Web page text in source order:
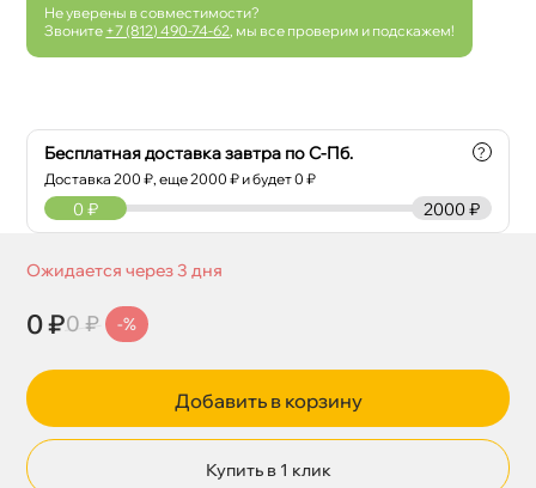
Не уверены в совместимости?
Звоните +7 (812) 490-74-62 , мы все проверим и подскажем!
Бесплатная доставка завтра по С-Пб.
Доставка200 ₽, еще2000 ₽ и будет 0 ₽
?
2000 ₽
0 ₽
Ожидается через 3 дня
0 ₽0 ₽ -%
Добавить в корзину
Купить в 1 клик